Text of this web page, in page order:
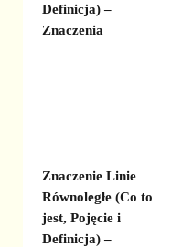
Definicja) –
Znaczenia
Znaczenie Linie
Równoległe (Co to
jest, Pojęcie i
Definicja) –